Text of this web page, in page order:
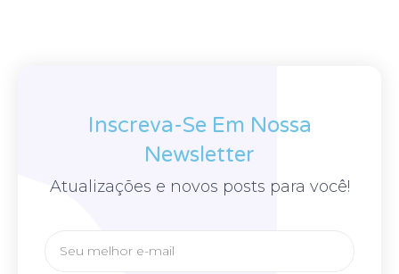
Inscreva-Se Em Nossa
Newsletter
Atualizações e novos posts para você!